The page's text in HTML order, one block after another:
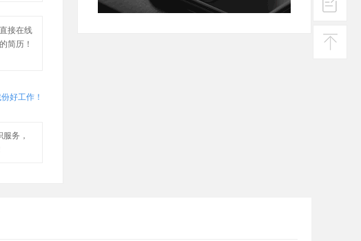
接在线
简历！
好工作！
务，
客服
建议